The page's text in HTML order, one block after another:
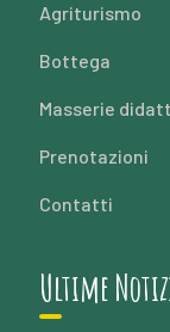
Agriturismo
Bottega
Masserie
Prenotazioni
Contatti
Ultime